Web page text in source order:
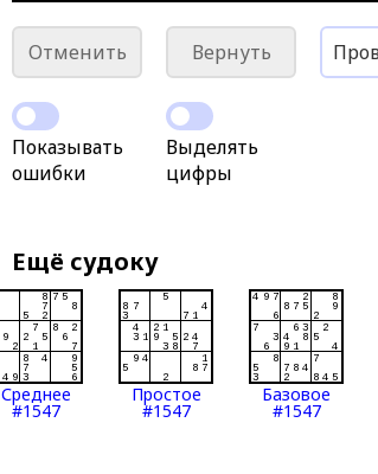
Отменить Вернуть
Показывать
ошибки
Выделять
цифры
Ещё судоку
Среднее
#1547
Простое
#1547
Базовое
#1547